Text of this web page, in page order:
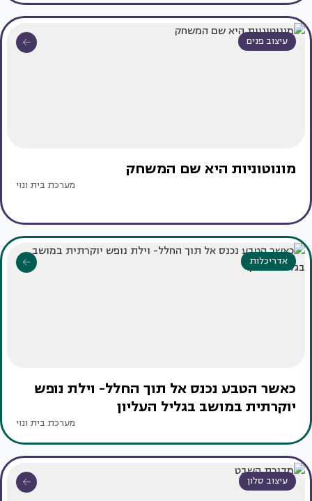
עיצוב פנים
מונוטוניות היא שם המשחק
מערכת בית ונוי
אדריכלות
כאשר הטבע נכנס אל תוך החלל- וילת נופש
יוקרתית במושב בגליל העליון
מערכת בית ונוי
עיצוב סלון